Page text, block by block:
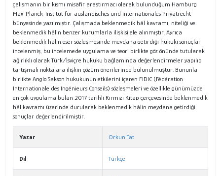
çalışmanın bir kısmı misafir araştırmacı olarak bulunduğum Hamburg
Max-Planck-Institut für ausländisches und internationales Privatrecht
bünyesinde yazılmıştır. Çalışmada beklenmedik hâl kavramı, niteliği ve
beklenmedik hâlin benzer kurumlarla ilişkisi ele alınmıştır. Ayrıca
beklenmedik hâlin eser sözleşmesinde meydana getirdiği hukuki sonuçlar
incelenmiş, bu incelemede uygulama ve teori birlikte göz önünde tutularak
ağırlıklı olarak Türk/İsviçre hukuku bağlamında değerlendirmeler yapılıp
tartışmalı noktalara ilişkin çözüm önerilerinde bulunulmuştur. Bununla
birlikte Anglo Sakson hukukunun etkilerini içeren FIDIC (Fédération
Internationale des Ingénieurs Conseils) sözleşmeleri ve özellikle günümüzde
en çok uygulama bulan 2017 tarihli Kırmızı Kitap çerçevesinde beklenmedik
hâl kavramı üzerinde durularak beklenmedik hâlin meydana getirdiği
sonuçlar değerlendirilmiştir.
Yazar Orkun Tat
Dil Türkçe